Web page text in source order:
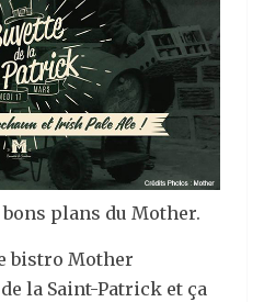
plans du Mother.
bistro Mother
la Saint-Patrick et ça